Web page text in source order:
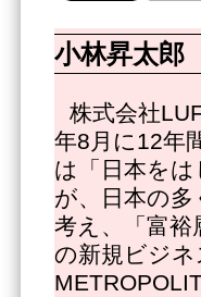
小林昇太郎
株式会社
年8月に12年
は「日本を
が、日本の
考え、「富
の新規ビジ